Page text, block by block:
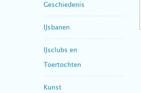
Geschiedenis
IJsbanen
IJsclubs en
Toertochten
Kunst